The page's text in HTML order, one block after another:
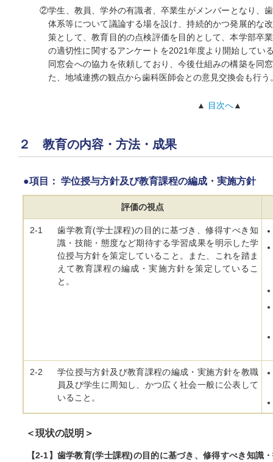
②学生、教員、学外の有識者、卒業生がメンバーとなり、
体系等について議論する場を設け、持続的かつ発展的な
策として、教育目的の点検評価を目的として、本学部卒
の適切性に関するアンケートを2021年度より開始してい
同窓会への協力を依頼しており、今後仕組みの構築を同
た、地域連携の観点から歯科医師会との意見交換会も行う
▲ 目次へ▲
２ 教育の内容・方法・成果
●項目： 学位授与方針及び教育課程の編成・実施方針
評価の視点
2-1
歯学教育(学士課程)の目的に基づき、修得すべき知
識・技能・態度など期待する学習成果を明示した学
位授与方針を策定していること。また、これを踏ま
えて教育課程の編成・実施方針を策定しているこ
と。
2-2
学位授与方針及び教育課程の編成・実施方針を教職
員及び学生に周知し、かつ広く社会一般に公表して
いること。
＜現状の説明＞
【2-1】歯学教育(学士課程)の目的に基づき、修得すべき知識